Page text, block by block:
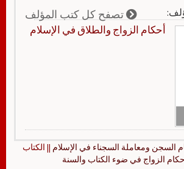
تصفح كل كتب المؤلف
أحكام الزواج والطلاق في الإسلام
السجن ومعاملة السجناء في الإسلام || الكتاب
الزواج في ضوء الكتاب والسنة